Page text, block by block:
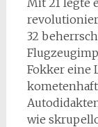
Mit 21 legte
32
Fokker eine
wie